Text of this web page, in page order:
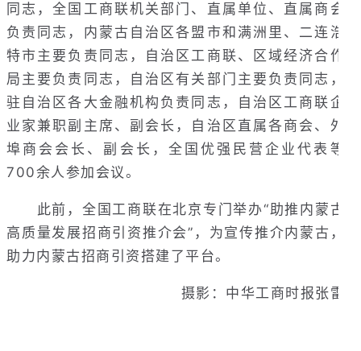
同志，全国工商联机关部门、直属单位、直属商会
负责同志，内蒙古自治区各盟市和满洲里、二连浩
特市主要负责同志，自治区工商联、区域经济合作
局主要负责同志，自治区有关部门主要负责同志，
驻自治区各大金融机构负责同志，自治区工商联企
业家兼职副主席、副会长，自治区直属各商会、外
埠商会会长、副会长，全国优强民营企业代表等
700余人参加会议。
此前，全国工商联在北京专门举办“助推内蒙古
高质量发展招商引资推介会”，为宣传推介内蒙古，
助力内蒙古招商引资搭建了平台。
摄影：中华工商时报张雷